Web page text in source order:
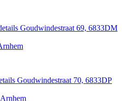
Goudwindestraat 69, 6833DM
Goudwindestraat 70, 6833DP